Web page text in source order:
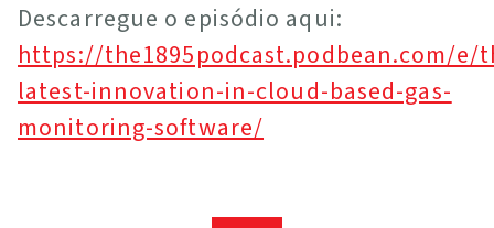
Descarregue o episódio aqui:
https://the1895podcast.podbean.com/e/
latest-innovation-in-cloud-based-gas-
monitoring-software/